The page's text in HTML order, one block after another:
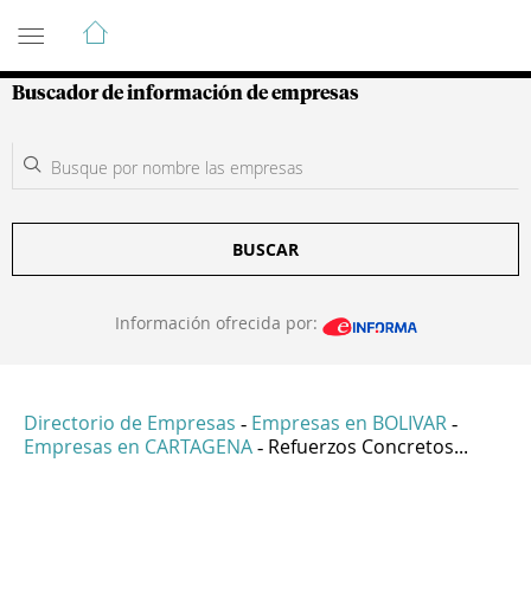
Guía de Empresas Colombianas
Buscador de información de empresas
BUSCAR
Información ofrecida por:
Directorio de Empresas - Empresas en BOLIVAR -
Empresas en CARTAGENA - Refuerzos Concretos...